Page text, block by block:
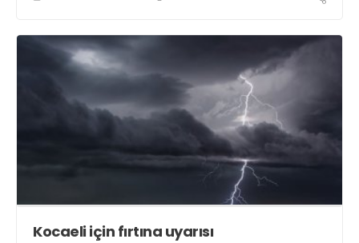
Kocaeli için fırtına uyarısı